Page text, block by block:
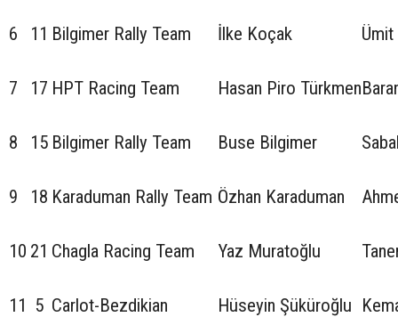
6 11 Bilgimer Rally Team İlke Koçak
7 17 HPT Racing Team Hasan Piro Türkmen
8 15 Bilgimer Rally Team Buse Bilgimer
9 18 Karaduman Rally Team Özhan Karaduman
10 21 Chagla Racing Team Yaz Muratoğlu
11 5 Carlot-Bezdikian Hüseyin Şüküroğlu